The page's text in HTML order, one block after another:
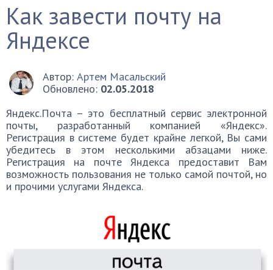
Как завести почту на
Яндексе
Автор: Артем Масальский
Обновлено: 02.05.2018
Яндекс.Почта – это бесплатный сервис электронной
почты, разработанный компанией «Яндекс».
Регистрация в системе будет крайне легкой, Вы сами
убедитесь в этом несколькими абзацами ниже.
Регистрация на почте Яндекса предоставит Вам
возможность пользования не только самой почтой, но
и прочими услугами Яндекса.